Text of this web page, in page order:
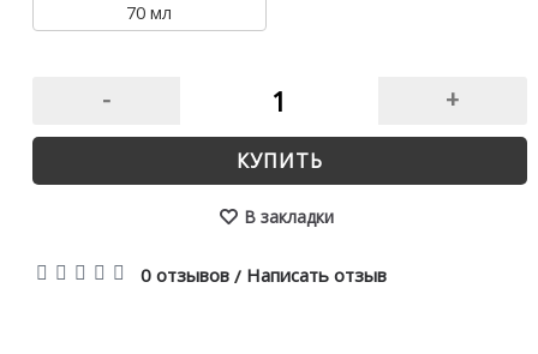
70 мл
- +
КУПИТЬ
В закладки
0 отзывов/ Написать отзыв